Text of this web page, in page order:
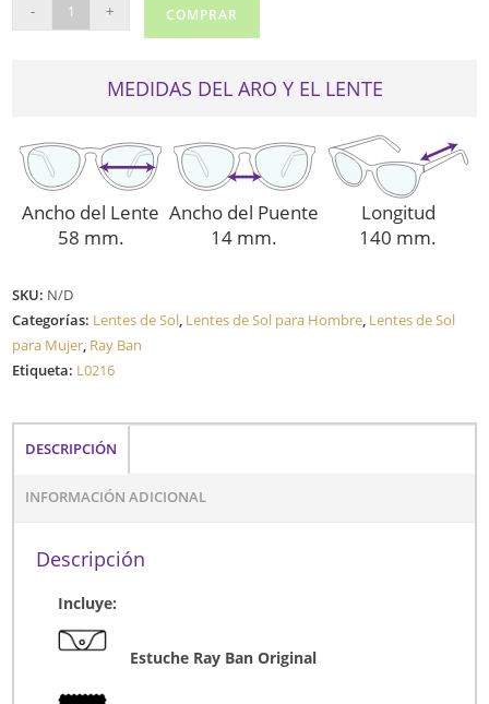
BAN
cantidad
- + COMPRAR
MEDIDAS DEL ARO Y EL LENTE
Ancho del Lente
58 mm.
Ancho del Puente
14 mm.
Longitud
140 mm.
SKU: N/D
Categorías: Lentes de Sol, Lentes de Sol para Hombre, Lentes de Sol
para Mujer, Ray Ban
Etiqueta: L0216
DESCRIPCIÓN
INFORMACIÓN ADICIONAL
Descripción
Incluye:
Estuche Ray Ban Original